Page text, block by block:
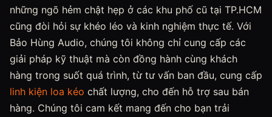
những ngõ hẻm chật hẹp ở các khu phố cũ tại TP.HCM
cũng đòi hỏi sự khéo léo và kinh nghiệm thực tế. Với
Bảo Hùng Audio, chúng tôi không chỉ cung cấp các
giải pháp kỹ thuật mà còn đồng hành cùng khách
hàng trong suốt quá trình, từ tư vấn ban đầu, cung cấp
linh kiện loa kéo chất lượng, cho đến hỗ trợ sau bán
hàng. Chúng tôi cam kết mang đến cho bạn trải